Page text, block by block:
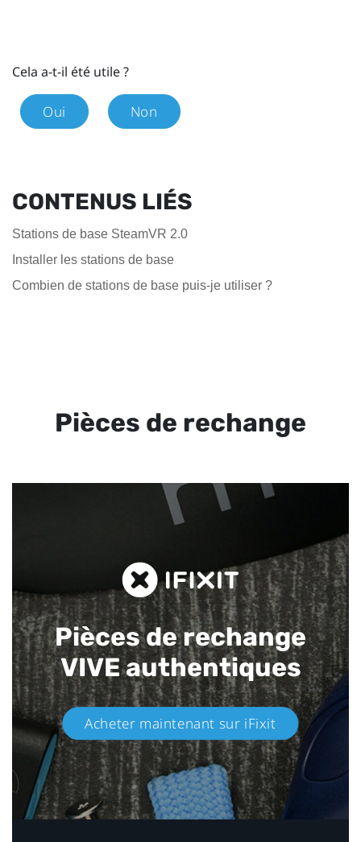
Cela a-t-il été utile ?
Oui Non
CONTENUS LIÉS
Stations de base SteamVR 2.0
Installer les stations de base
Combien de stations de base puis-je utiliser ?
Pièces de rechange
Pièces de rechange
VIVE authentiques​
Acheter maintenant sur iFixit​